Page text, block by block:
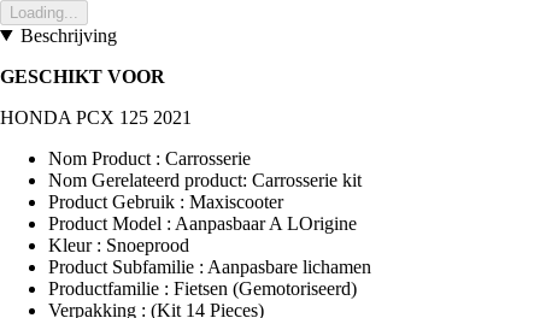
Loading...
Beschrijving
GESCHIKT VOOR
HONDA PCX 125 2021
Nom Product : Carrosserie
Nom Gerelateerd product: Carrosserie kit
Product Gebruik : Maxiscooter
Product Model : Aanpasbaar A LOrigine
Kleur : Snoeprood
Product Subfamilie : Aanpasbare lichamen
Productfamilie : Fietsen (Gemotoriseerd)
Verpakking : (Kit 14 Pieces)